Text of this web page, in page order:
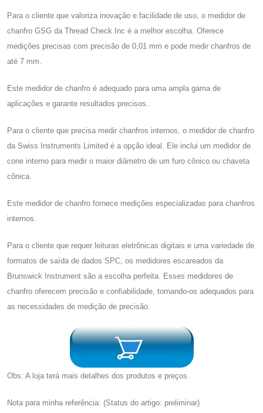
Para o cliente que valoriza inovação e facilidade de uso, o medidor de
chanfro GSG da Thread Check Inc é a melhor escolha. Oferece
medições precisas com precisão de 0,01 mm e pode medir chanfros de
até 7 mm.
Este medidor de chanfro é adequado para uma ampla gama de
aplicações e garante resultados precisos.
Para o cliente que precisa medir chanfros internos, o medidor de chanfro
da Swiss Instruments Limited é a opção ideal. Ele inclui um medidor de
cone interno para medir o maior diâmetro de um furo cônico ou chaveta
cônica.
Este medidor de chanfro fornece medições especializadas para chanfros
internos.
Para o cliente que requer leituras eletrônicas digitais e uma variedade de
formatos de saída de dados SPC, os medidores escareados da
Brunswick Instrument são a escolha perfeita. Esses medidores de
chanfro oferecem precisão e confiabilidade, tornando-os adequados para
as necessidades de medição de precisão.
Obs: A loja terá mais detalhes dos produtos e preços.
Nota para minha referência: (Status do artigo: preliminar)